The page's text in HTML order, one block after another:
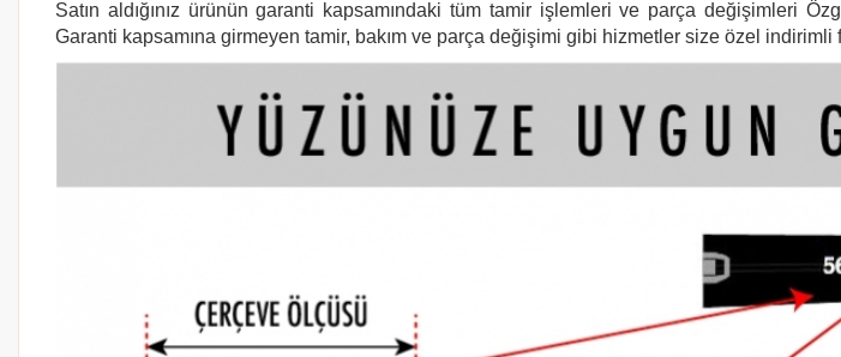
Satın aldığınız ürünün garanti kapsamındaki tüm tamir işlemleri ve parça değişimleri
Garanti kapsamına girmeyen tamir, bakım ve parça değişimi gibi hizmetler size özel indirimli